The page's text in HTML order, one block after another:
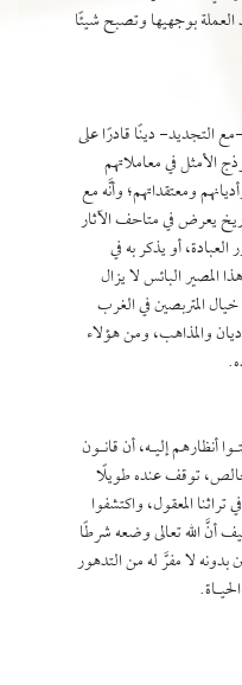
بوجهيها وتصبح شيئًا
التجديد- دينًا قادرًا على
الأمثل في معاملاتهم
ومعتقداتهم؛ وأنَّه مع
يعرض في متاحف الآثار
أو يذكر به في
المصير البائس لا يزال
المتربصين في الغرب
والمذاهب، ومن هؤلاء
أنظارهم إليـه، أن قانـون
توقف عنده طويلًا
المعقول، واكتشفوا
أنَّ الله تعالى وضعه شرطًا
بدونه لا مفرَّ له من التدهور